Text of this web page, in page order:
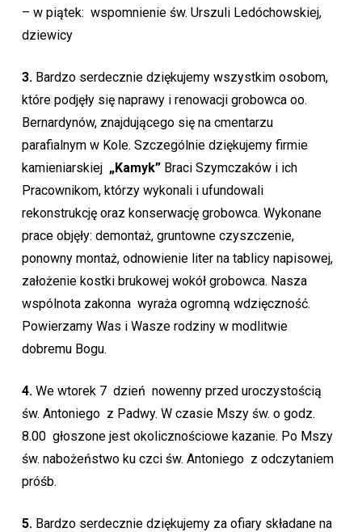
– w piątek: wspomnienie św. Urszuli Ledóchowskiej,
dziewicy
3.Bardzo serdecznie dziękujemy wszystkim osobom,
które podjęły się naprawy i renowacji grobowca oo.
Bernardynów, znajdującego się na cmentarzu
parafialnym w Kole. Szczególnie dziękujemy firmie
kamieniarskiej „Kamyk” Braci Szymczaków i ich
Pracownikom, którzy wykonali i ufundowali
rekonstrukcję oraz konserwację grobowca. Wykonane
prace objęły: demontaż, gruntowne czyszczenie,
ponowny montaż, odnowienie liter na tablicy napisowej,
założenie kostki brukowej wokół grobowca. Nasza
wspólnota zakonna wyraża ogromną wdzięczność.
Powierzamy Was i Wasze rodziny w modlitwie
dobremu Bogu.
4.We wtorek 7 dzień nowenny przed uroczystością
św. Antoniego z Padwy. W czasie Mszy św. o godz.
8.00 głoszone jest okolicznościowe kazanie. Po Mszy
św. nabożeństwo ku czci św. Antoniego z odczytaniem
próśb.
5.Bardzo serdecznie dziękujemy za ofiary składane na